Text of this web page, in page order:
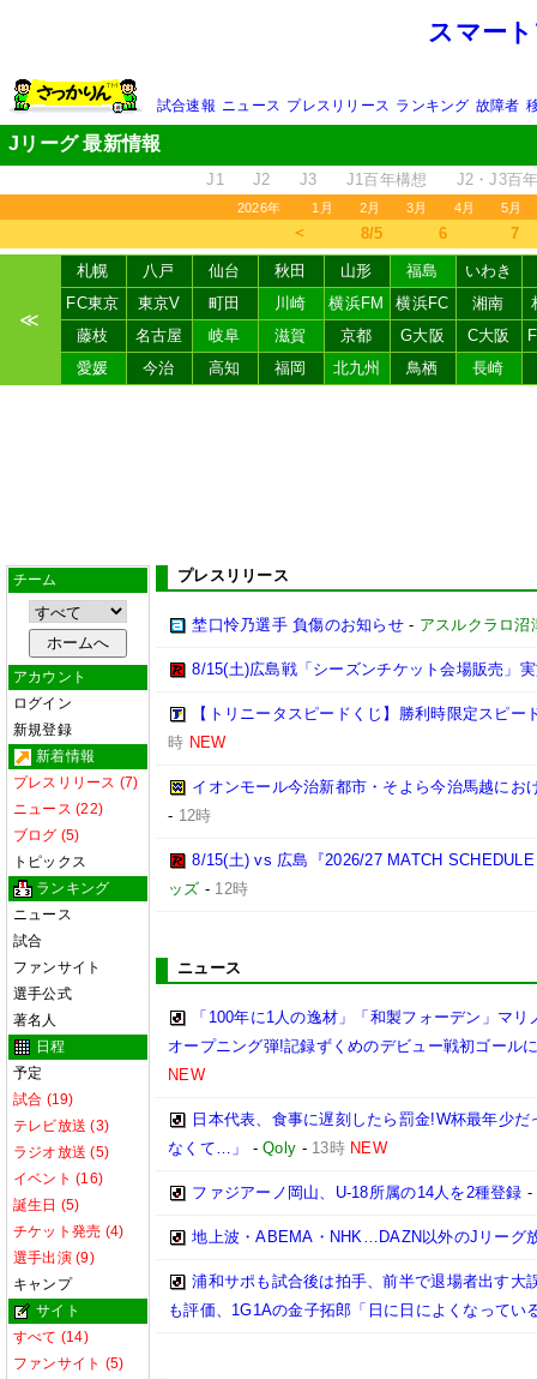
スマー
試合速報 ニュース プレスリリース ランキング 故障者
Jリーグ 最新情報
J1 J2 J3 J1百年構想 J2・J3百
2026年 1月 2月 3月 4月 5月
＜ 8/5 6 7
≪
札幌 八戸 仙台 秋田 山形 福島
いわき
FC東京
東京V 町田 川崎 横浜FM 横浜FC 湘南
藤枝
名古屋 岐阜 滋賀 京都 G大阪 C大阪
愛媛
今治 高知 福岡 北九州 鳥栖 長崎
チーム
アカウント
ログイン
新規登録
新着情報
プレスリリース (7)
ニュース (22)
ブログ (5)
トピックス
ランキング
ニュース
試合
ファンサイト
選手公式
著名人
日程
予定
試合 (19)
テレビ放送 (3)
ラジオ放送 (5)
イベント (16)
誕生日 (5)
チケット発売 (4)
選手出演 (9)
キャンプ
サイト
すべて (14)
ファンサイト (5)
プレスリリース
埜口怜乃選手 負傷のお知らせ - アスルクラロ沼
8/15(土)広島戦「シーズンチケット会場販売」
【トリニータスピードくじ】勝利時限定スピー
時 NEW
イオンモール今治新都市・そよら今治馬越にお
- 12時
8/15(土) vs 広島『2026/27 MATCH
ッズ - 12時
ニュース
「100年に1人の逸材」「和製フォーデン」マ
オープニング弾!記録ずくめのデビュー戦初ゴール
NEW
日本代表、食事に遅刻したら罰金!W杯最年少
なくて…」
-Qoly - 13時 NEW
ファジアーノ岡山、U-18所属の14人を2種登録 -
地上波・ABEMA・NHK…DAZN以外のJリーグ
浦和サポも試合後は拍手、前半で退場者出す大
も評価、1G1Aの金子拓郎「日に日によくなってい